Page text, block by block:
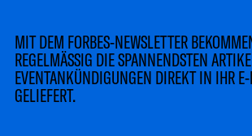
MIT DEM FORBES-NEWSLETTER
REGELMÄSSIG DIE SPANNENDSTEN
EVENTANKÜNDIGUNGEN DIREKT IN IHR
GELIEFERT.